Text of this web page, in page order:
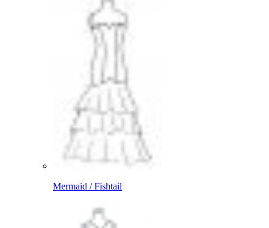
Mermaid / Fishtail